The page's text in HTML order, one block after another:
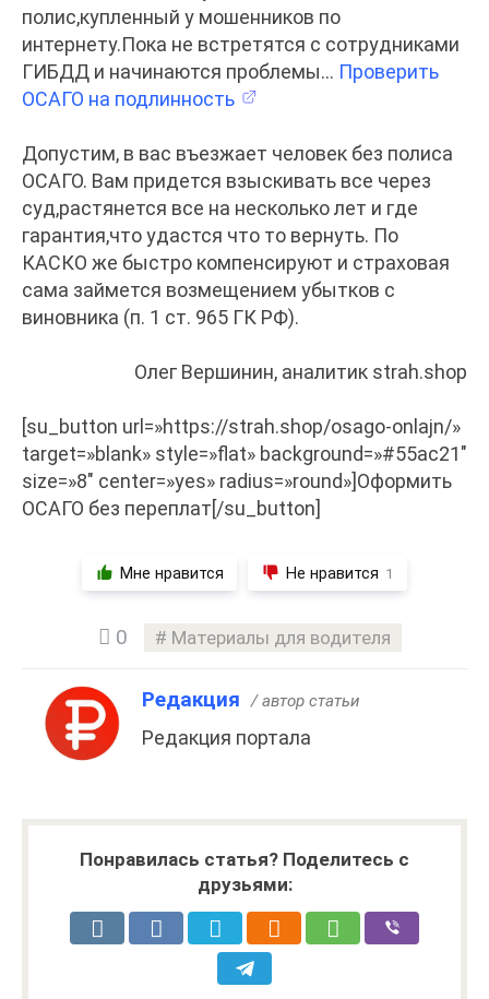
полис,купленный у мошенников по
интернету.Пока не встретятся с сотрудниками
ГИБДД и начинаются проблемы… Проверить
ОСАГО на подлинность
Допустим, в вас въезжает человек без полиса
ОСАГО. Вам придется взыскивать все через
суд,растянется все на несколько лет и где
гарантия,что удастся что то вернуть. По
КАСКО же быстро компенсируют и страховая
сама займется возмещением убытков с
виновника (п. 1 ст. 965 ГК РФ).
Олег Вершинин, аналитик strah.shop
[su_button url=»https://strah.shop/osago-onlajn/»
target=»blank» style=»flat» background=»#55ac21″
size=»8″ center=»yes» radius=»round»]Оформить
ОСАГО без переплат[/su_button]
Мне нравится Не нравится 1
0 Материалы для водителя
Редакция / автор статьи
Редакция портала
Понравилась статья? Поделитесь с
друзьями: